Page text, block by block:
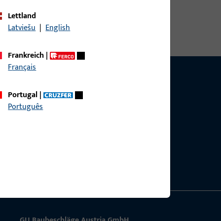
Lettland
Latviešu | English
Frankreich|
Français
Portugal|
Português